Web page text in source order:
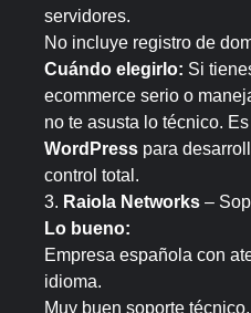
servidores.
No incluye registro de
Cuándo elegirlo: Si
ecommerce serio o
no te asusta lo técnico. Es
WordPress para
control total.
3. Raiola Networks –
Lo bueno:
Empresa española con
idioma.
Muy buen soporte